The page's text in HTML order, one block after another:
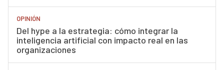
OPINIÓN
Del hype a la estrategia: cómo integrar la
inteligencia artificial con impacto real en las
organizaciones